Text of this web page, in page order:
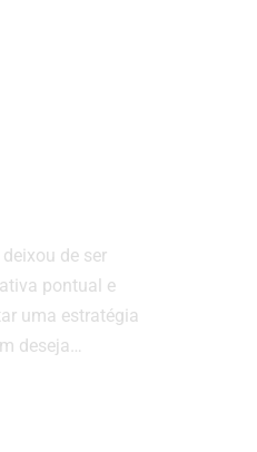
de ser
pontual e
uma estratégia
deseja…